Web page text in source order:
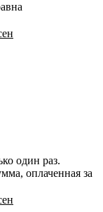
один раз.
оплаченная за